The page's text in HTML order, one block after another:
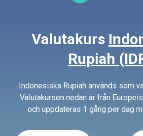
Valutakurs
Rupiah
Indonesiska Rupiah används som
Valutakursen nedan är från
och uppdateras 1 gång per dag